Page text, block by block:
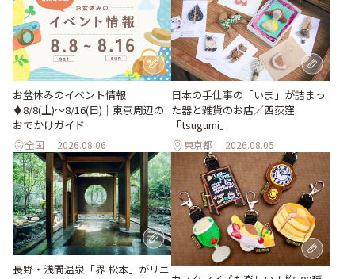
お盆休みのイベント情報
♦︎8/8(土)〜8/16(日)｜東京周辺の
おでかけガイド
全国 2026.08.06
日本の手仕事の「いま」が詰まっ
た器と雑貨のお店／西荻窪
「tsugumi」
東京都 2026.08.05
長野・浅間温泉「界 松本」がリニ